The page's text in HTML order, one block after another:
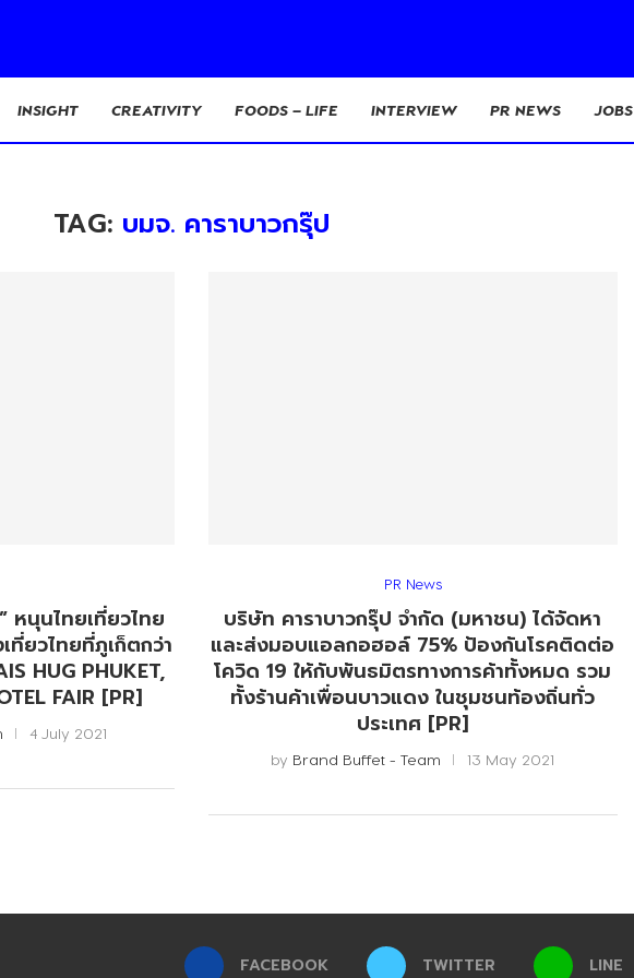
INSIGHT CREATIVITY FOODS – LIFE INTERVIEW PR NEWS JOBS
TAG: บมจ. คาราบาวกรุ๊ป
หนุนไทยเที่ยวไทย
ที่ยวไทยที่ภูเก็ตกว่า
HUG PHUKET,
FAIR [PR]
4 July 2021
PR News
บริษัท คาราบาวกรุ๊ป จำกัด (มหาชน) ได้จัดหา
และส่งมอบแอลกอฮอล์ 75% ป้องกันโรคติดต่อ
โควิด 19 ให้กับพันธมิตรทางการค้าทั้งหมด รวม
ทั้งร้านค้าเพื่อนบาวแดง ในชุมชนท้องถิ่นทั่ว
ประเทศ [PR]
by Brand Buffet - Team 13 May 2021
FACEBOOK TWITTER LINE